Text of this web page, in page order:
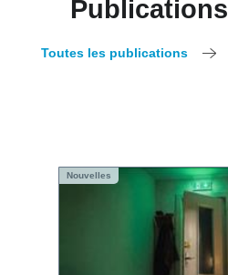
Publications
Toutes les publications
Nouvelles